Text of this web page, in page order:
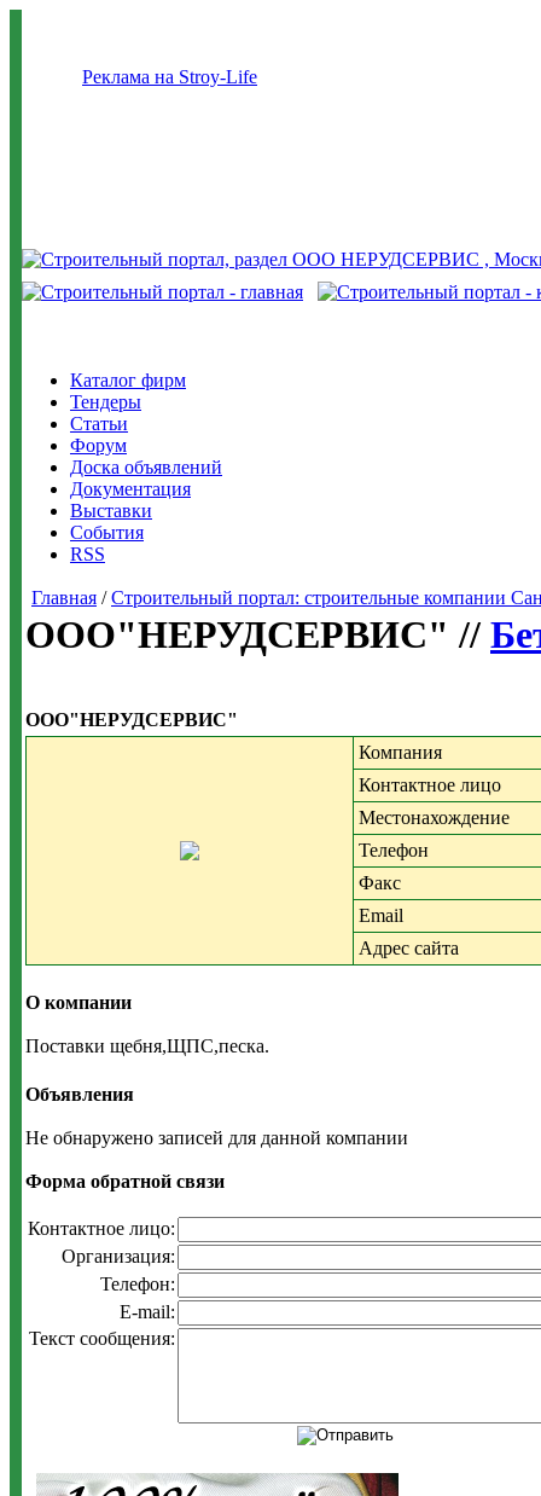
Реклама на Stroy-Life
Каталог фирм
Тендеры
Статьи
Форум
Доска объявлений
Документация
Выставки
События
RSS
Главная /Строительный портал: строительные компании
ООО"НЕРУДСЕРВИС" //
ООО"НЕРУДСЕРВИС"
Компания
Контактное лицо
Местонахождение
Телефон
Факс
Email
Адрес сайта
О компании
Поставки щебня,ЩПС,песка.
Объявления
Не обнаружено записей для данной компании
Форма обратной связи
Контактное лицо:
Организация:
Телефон:
E-mail:
Текст сообщения: